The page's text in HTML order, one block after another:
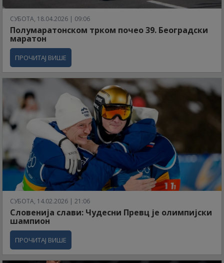
СУБОТА, 18.04.2026 | 09:06
Полумаратонском трком почео 39. Београдски
маратон
ПРОЧИТАЈ ВИШЕ
СУБОТА, 14.02.2026 | 21:06
Словенија слави: Чудесни Превц је олимпијски
шампион
ПРОЧИТАЈ ВИШЕ